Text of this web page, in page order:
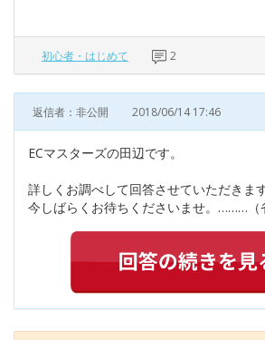
初心者・はじめて 2
返信者：非公開 2018/06/14 17:46
ECマスターズの田辺です。
詳しくお調べして回答させていただきます
今しばらくお待ちくださいませ。………